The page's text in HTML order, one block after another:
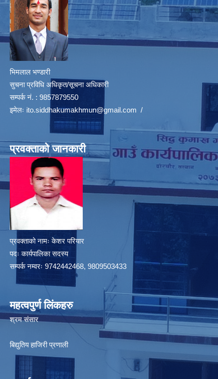
भिमलाल भण्डारी
सुचना प्रविधि अधिकृत/सूचना अधिकारी
सम्पर्क नं. : 9857879550
इमेलः ito.siddhakumakhmun@gmail.com /
प्रवक्ताको जानकारी
प्रवक्ताको नामः केशर परियार
पदः कार्यपालिका सदस्य
सम्पर्क नम्वरः 9742442468, 9809503433
महत्वपुर्ण लिंकहरु
श्रम संसार
बिद्युतिय हाजिरी प्रणाली